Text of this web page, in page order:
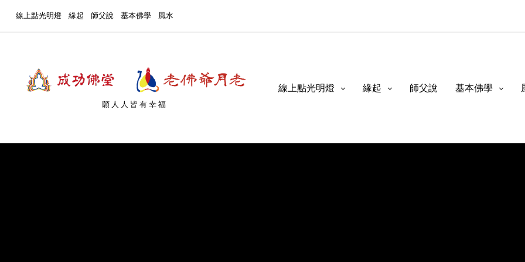
線上點光明燈 緣起 師父說 基本佛學 風水
願人人皆有幸福
線上點光明燈 緣起 師父說 基本佛學